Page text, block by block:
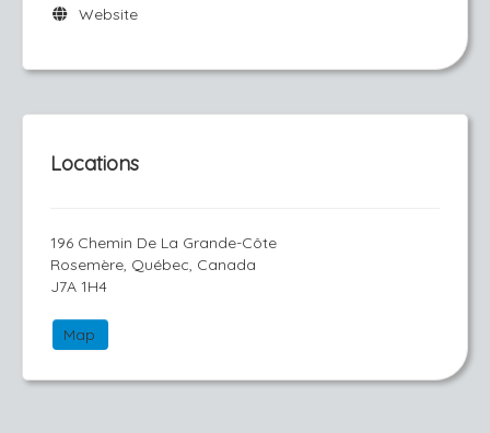
Website
Locations
196 Chemin De La Grande-Côte
Rosemère, Québec, Canada
J7A 1H4
Map